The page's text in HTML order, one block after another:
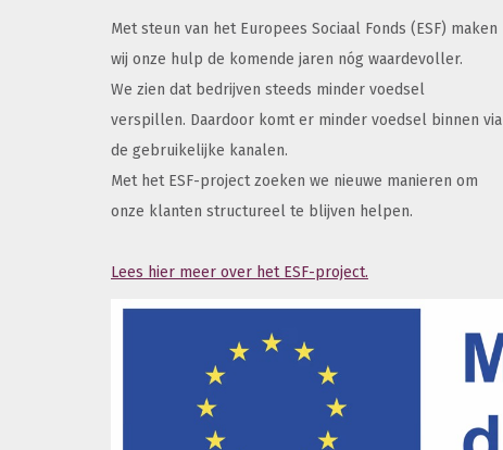
Met steun van het Europees Sociaal Fonds (ESF) maken
wij onze hulp de komende jaren nóg waardevoller.
We zien dat bedrijven steeds minder voedsel
verspillen. Daardoor komt er minder voedsel binnen via
de gebruikelijke kanalen.
Met het ESF-project zoeken we nieuwe manieren om
onze klanten structureel te blijven helpen.
Lees hier meer over het ESF-project.